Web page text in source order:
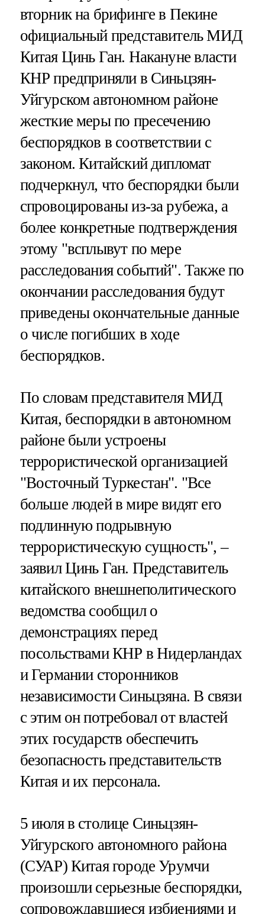
вторник на брифинге в Пекине
официальный представитель МИД
Китая Цинь Ган. Накануне власти
КНР предприняли в Синьцзян-
Уйгурском автономном районе
жесткие меры по пресечению
беспорядков в соответствии с
законом. Китайский дипломат
подчеркнул, что беспорядки были
спровоцированы из-за рубежа, а
более конкретные подтверждения
этому "всплывут по мере
расследования событий". Также по
окончании расследования будут
приведены окончательные данные
о числе погибших в ходе
беспорядков.
По словам представителя МИД
Китая, беспорядки в автономном
районе были устроены
террористической организацией
"Восточный Туркестан". "Все
больше людей в мире видят его
подлинную подрывную
террористическую сущность", –
заявил Цинь Ган. Представитель
китайского внешнеполитического
ведомства сообщил о
демонстрациях перед
посольствами КНР в Нидерландах
и Германии сторонников
независимости Синьцзяна. В связи
с этим он потребовал от властей
этих государств обеспечить
безопасность представительств
Китая и их персонала.
5 июля в столице Синьцзян-
Уйгурского автономного района
(СУАР) Китая городе Урумчи
произошли серьезные беспорядки,
сопровождавшиеся избиениями и